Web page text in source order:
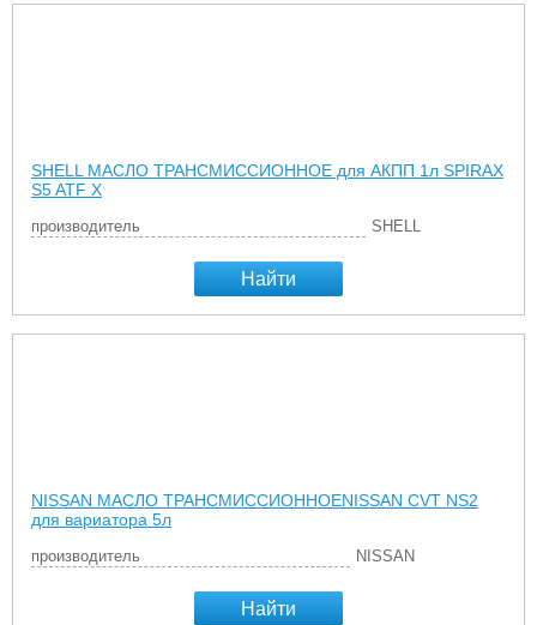
SHELL МАСЛО ТРАНСМИССИОННОЕ для АКПП 1л SPIRAX
S5 ATF X
производитель SHELL
Найти
NISSAN МАСЛО ТРАНСМИССИОННОЕNISSAN CVT NS2
для вариатора 5л
производитель NISSAN
Найти